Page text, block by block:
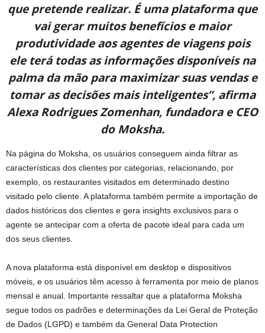
que pretende realizar. É uma plataforma que
vai gerar muitos benefícios e maior
produtividade aos agentes de viagens pois
ele terá todas as informações disponíveis na
palma da mão para maximizar suas vendas e
tomar as decisões mais inteligentes”, afirma
Alexa Rodrigues Zomenhan, fundadora e CEO
do Moksha.
Na página do Moksha, os usuários conseguem ainda filtrar as
características dos clientes por categorias, relacionando, por
exemplo, os restaurantes visitados em determinado destino
visitado pelo cliente. A plataforma também permite a importação de
dados históricos dos clientes e gera insights exclusivos para o
agente se antecipar com a oferta de pacote ideal para cada um
dos seus clientes.
A nova plataforma está disponível em desktop e dispositivos
móveis, e os usuários têm acesso à ferramenta por meio de planos
mensal e anual. Importante ressaltar que a plataforma Moksha
segue todos os padrões e determinações da Lei Geral de Proteção
de Dados (LGPD) e também da General Data Protection